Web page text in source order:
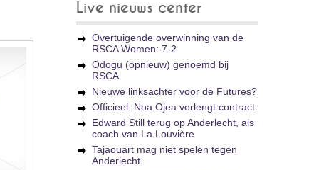
Live nieuws center
Overtuigende overwinning van de
RSCA Women: 7-2
Odogu (opnieuw) genoemd bij
RSCA
Nieuwe linksachter voor de Futures?
Officieel: Noa Ojea verlengt contract
Edward Still terug op Anderlecht, als
coach van La Louvière
Tajaouart mag niet spelen tegen
Anderlecht